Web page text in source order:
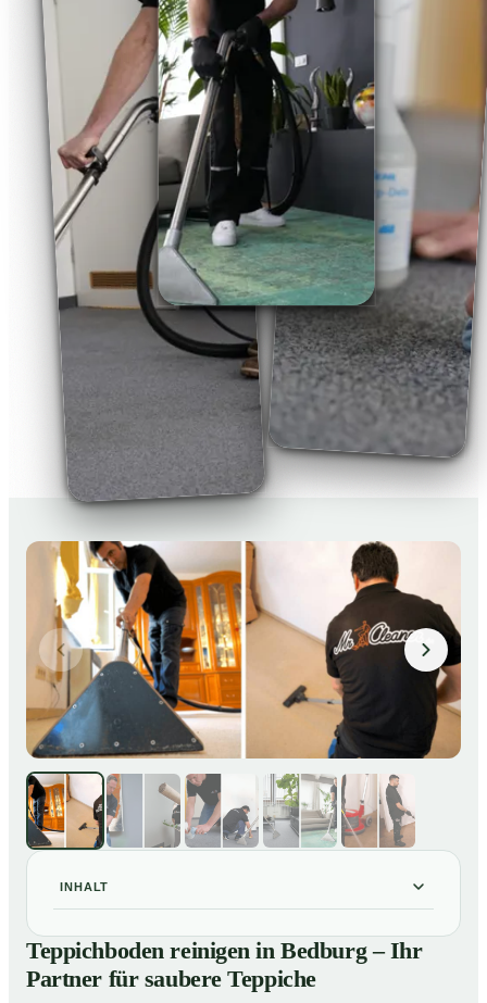
INHALT
01Teppichboden reinigen in Bedburg – Ihr Partner für
saubere Teppiche
Unsere Leistungen beim Teppichboden reinigen in
Teppichboden reinigen in Bedburg – Ihr
Partner für saubere Teppiche